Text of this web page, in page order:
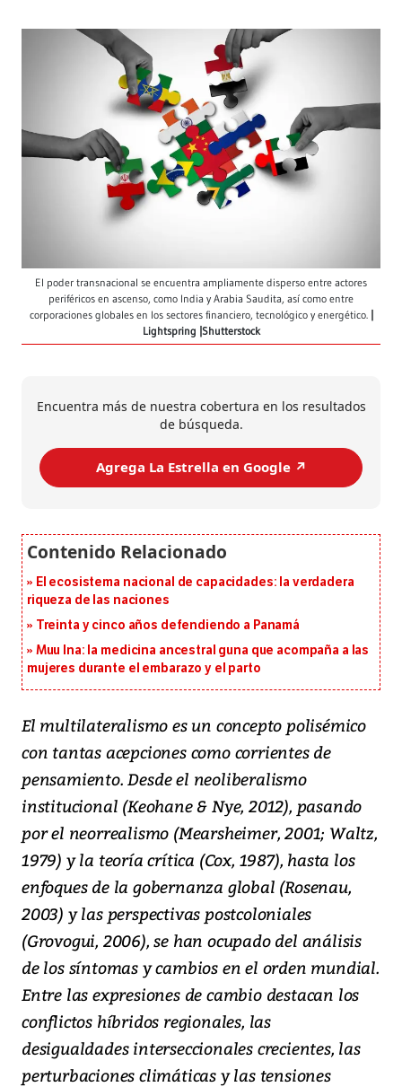
El poder transnacional se encuentra ampliamente disperso entre actores
periféricos en ascenso, como India y Arabia Saudita, así como entre
corporaciones globales en los sectores financiero, tecnológico y energético.
Lightspring |Shutterstock
Encuentra más de nuestra cobertura en los resultados
de búsqueda.
Agrega La Estrella en Google ↗️
El ecosistema nacional de capacidades: la verdadera
riqueza de las naciones
Treinta y cinco años defendiendo a Panamá
Muu Ina: la medicina ancestral guna que acompaña a las
mujeres durante el embarazo y el parto
El multilateralismo es un concepto polisémico
con tantas acepciones como corrientes de
pensamiento. Desde el neoliberalismo
institucional (Keohane & Nye, 2012), pasando
por el neorrealismo (Mearsheimer, 2001; Waltz,
1979) y la teoría crítica (Cox, 1987), hasta los
enfoques de la gobernanza global (Rosenau,
2003) y las perspectivas postcoloniales
(Grovogui, 2006), se han ocupado del análisis
de los síntomas y cambios en el orden mundial.
Entre las expresiones de cambio destacan los
conflictos híbridos regionales, las
desigualdades interseccionales crecientes, las
perturbaciones climáticas y las tensiones